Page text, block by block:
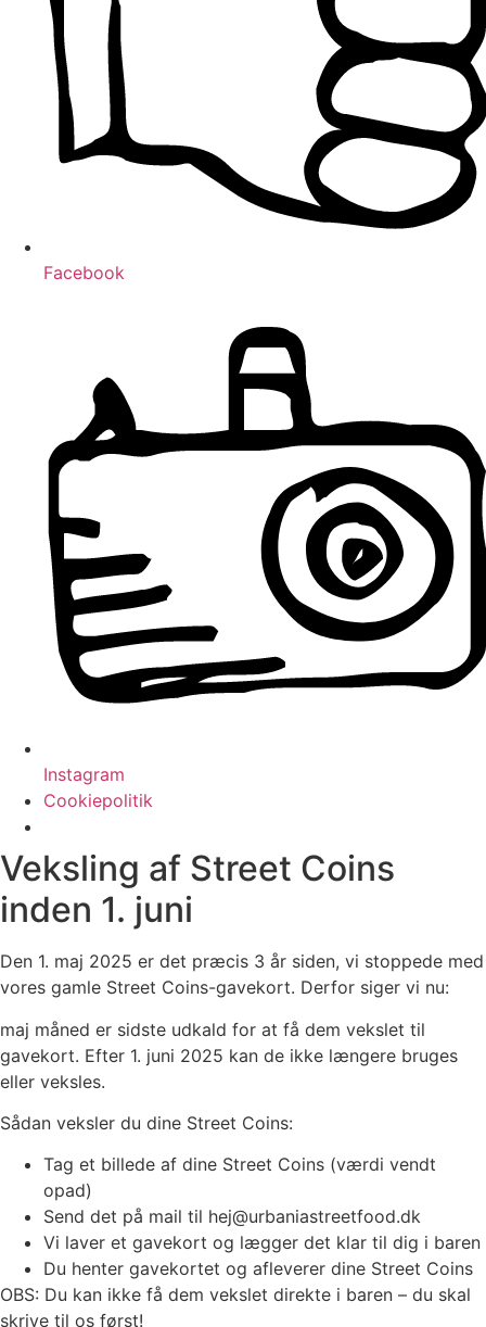
Facebook
Instagram
Cookiepolitik
Veksling af Street Coins
inden 1. juni
Den 1. maj 2025 er det præcis 3 år siden, vi stoppede med
vores gamle Street Coins-gavekort. Derfor siger vi nu:
maj måned er sidste udkald for at få dem vekslet til
gavekort. Efter 1. juni 2025 kan de ikke længere bruges
eller veksles.
Sådan veksler du dine Street Coins:
Tag et billede af dine Street Coins (værdi vendt
opad)
Send det på mail til hej@urbaniastreetfood.dk
Vi laver et gavekort og lægger det klar til dig i baren
Du henter gavekortet og afleverer dine Street Coins
OBS: Du kan ikke få dem vekslet direkte i baren – du skal
skrive til os først!